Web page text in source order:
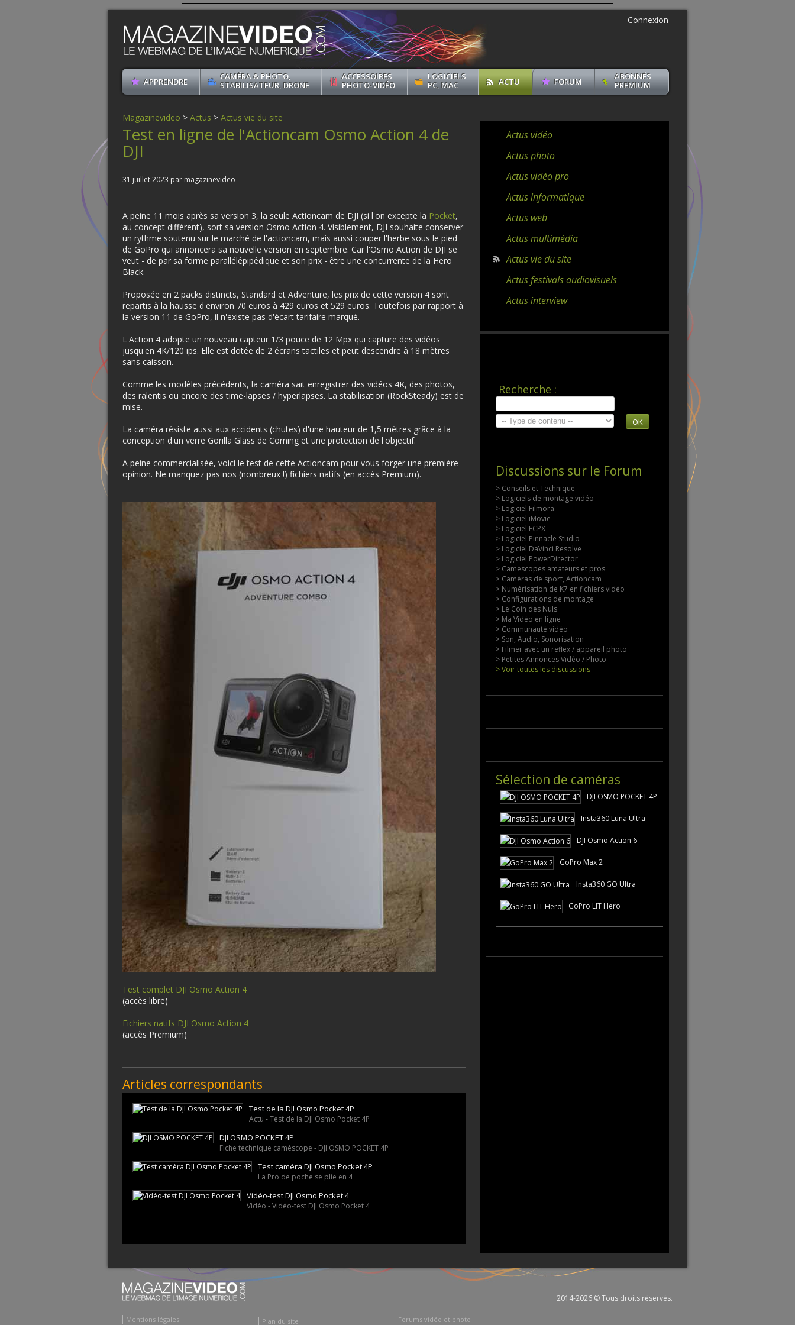
Connexion
APPRENDRE
CAMÉRA & PHOTO,
STABILISATEUR, DRONE
ACCESSOIRES
PHOTO-VIDÉO
LOGICIELS
PC, MAC
ACTU FORUM
ABONNÉS
PREMIUM
Magazinevideo > Actus > Actus vie du site
Test en ligne de l'Actioncam Osmo Action 4 de
DJI
31 juillet 2023 par magazinevideo
A peine 11 mois après sa version 3, la seule Actioncam de DJI (si l'on excepte la Pocket,
au concept différent), sort sa version Osmo Action 4. Visiblement, DJI souhaite conserver
un rythme soutenu sur le marché de l'actioncam, mais aussi couper l'herbe sous le pied
de GoPro qui annoncera sa nouvelle version en septembre. Car l'Osmo Action de DJI se
veut - de par sa forme parallélépipédique et son prix - être une concurrente de la Hero
Black.
Proposée en 2 packs distincts, Standard et Adventure, les prix de cette version 4 sont
repartis à la hausse d'environ 70 euros à 429 euros et 529 euros. Toutefois par rapport à
la version 11 de GoPro, il n'existe pas d'écart tarifaire marqué.
L'Action 4 adopte un nouveau capteur 1/3 pouce de 12 Mpx qui capture des vidéos
jusqu'en 4K/120 ips. Elle est dotée de 2 écrans tactiles et peut descendre à 18 mètres
sans caisson.
Comme les modèles précédents, la caméra sait enregistrer des vidéos 4K, des photos,
des ralentis ou encore des time-lapses / hyperlapses. La stabilisation (RockSteady) est de
mise.
La caméra résiste aussi aux accidents (chutes) d'une hauteur de 1,5 mètres grâce à la
conception d'un verre Gorilla Glass de Corning et une protection de l'objectif.
A peine commercialisée, voici le test de cette Actioncam pour vous forger une première
opinion. Ne manquez pas nos (nombreux !) fichiers natifs (en accès Premium).
Test complet DJI Osmo Action 4
(accès libre)
Fichiers natifs DJI Osmo Action 4
(accès Premium)
Articles correspondants
Test de la DJI Osmo Pocket 4P
Actu - Test de la DJI Osmo Pocket 4P
DJI OSMO POCKET 4P
Fiche technique caméscope - DJI OSMO POCKET 4P
Test caméra DJI Osmo Pocket 4P
La Pro de poche se plie en 4
Vidéo-test DJI Osmo Pocket 4
Vidéo - Vidéo-test DJI Osmo Pocket 4
Actus vidéo
Actus photo
Actus vidéo pro
Actus informatique
Actus web
Actus multimédia
Actus vie du site
Actus festivals audiovisuels
Actus interview
Recherche :
OK
Discussions sur le Forum
> Conseils et Technique
> Logiciels de montage vidéo
> Logiciel Filmora
> Logiciel iMovie
> Logiciel FCPX
> Logiciel Pinnacle Studio
> Logiciel DaVinci Resolve
> Logiciel PowerDirector
> Camescopes amateurs et pros
> Caméras de sport, Actioncam
> Numérisation de K7 en fichiers vidéo
> Configurations de montage
> Le Coin des Nuls
> Ma Vidéo en ligne
> Communauté vidéo
> Son, Audio, Sonorisation
> Filmer avec un reflex / appareil photo
> Petites Annonces Vidéo / Photo
> Voir toutes les discussions
Sélection de caméras
DJI OSMO POCKET 4P
Insta360 Luna Ultra
DJI Osmo Action 6
GoPro Max 2
Insta360 GO Ultra
GoPro LIT Hero
2014-2026 © Tous droits réservés.
Mentions légales Plan du site Forums vidéo et photo